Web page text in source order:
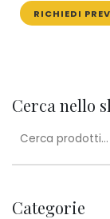
RICHIEDI
Cerca nello
CERCA:
Categorie